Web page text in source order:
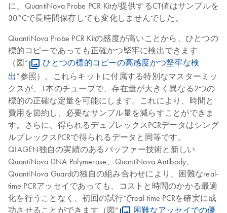
に、QuantiNova Probe PCR Kitが提供するCT値はサンプルを
30°Cで長時間保存しても変化しませんでした。
QuantiNova Probe PCR Kitの感度が高いことから、ひとつの
標的コピーであっても正確かつ堅牢に検出できます
（図“
ひとつの標的コピーの高感度かつ堅牢な検
出”参照）。これらキットに付属する特別なマスターミッ
クスが、1本のチューブで、存在量が大きく異なる2つの
標的の正確な定量を可能にします。これにより、時間と
費用を節約し、必要なサンプル量を減らすことができま
す。さらに、得られるデュプレックスPCRデータはシング
ルプレックスPCRで得られるデータと同等です。
QIAGEN独自の実績のあるバッファー技術と新しい
QuantiNova DNA Polymerase、QuantiNova Antibody、
QuantiNova Guardの独自の組み合わせにより、困難なreal-
time PCRアッセイであっても、コストと時間のかかる最適
化を行うことなく、初回の試行でreal-time PCRを確実に成
功させることができます（図“
困難なアッセイでの優